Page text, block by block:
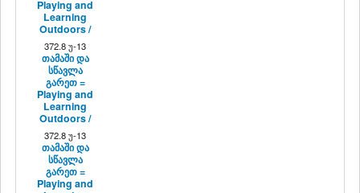
Playing and
Learning
Outdoors /
372.8 უ-13
თამაში და
სწავლა
გარეთ =
Playing and
Learning
Outdoors /
372.8 უ-13
თამაში და
სწავლა
გარეთ =
Playing and